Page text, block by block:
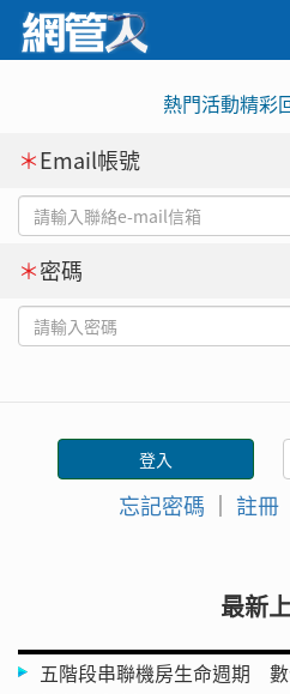
熱門活動精彩
＊Email帳號
＊密碼
忘記密碼 ｜ 註冊
最新
五階段串聯機房生命週期